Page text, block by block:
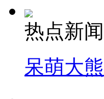
热点新闻
呆萌大